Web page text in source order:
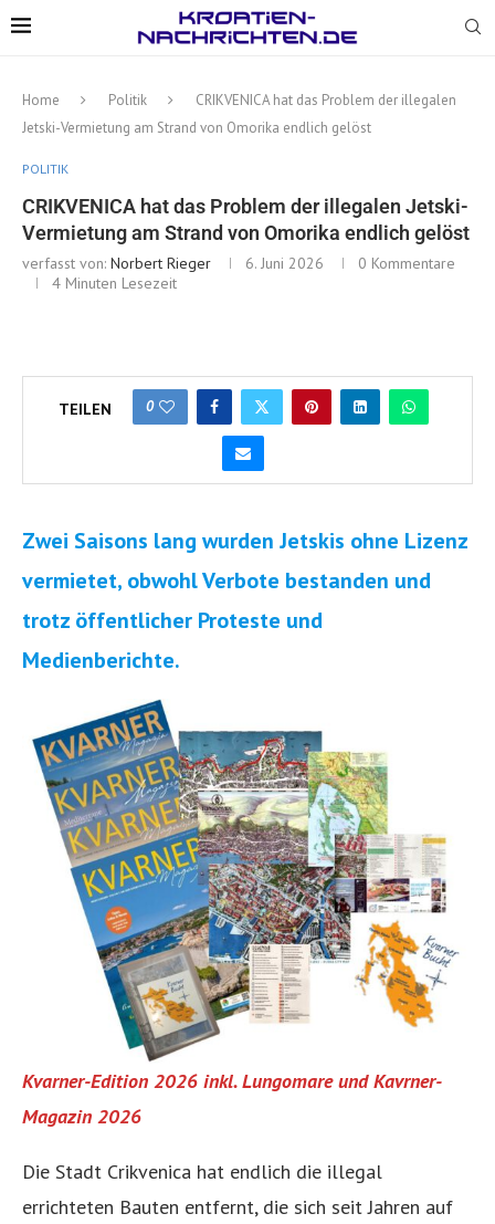
Home Politik
CRIKVENICA hat das Problem der illegalen
Jetski-Vermietung am Strand von Omorika endlich gelöst
POLITIK
CRIKVENICA hat das Problem der illegalen Jetski-
Vermietung am Strand von Omorika endlich gelöst
verfasst von: Norbert Rieger 6. Juni 2026
0 Kommentare
4 Minuten Lesezeit
TEILEN 0
Zwei Saisons lang wurden Jetskis ohne Lizenz
vermietet, obwohl Verbote bestanden und
trotz öffentlicher Proteste und
Medienberichte.
Kvarner-Edition 2026 inkl. Lungomare und Kavrner-
Magazin 2026
Die Stadt Crikvenica hat endlich die illegal
errichteten Bauten entfernt, die sich seit Jahren auf